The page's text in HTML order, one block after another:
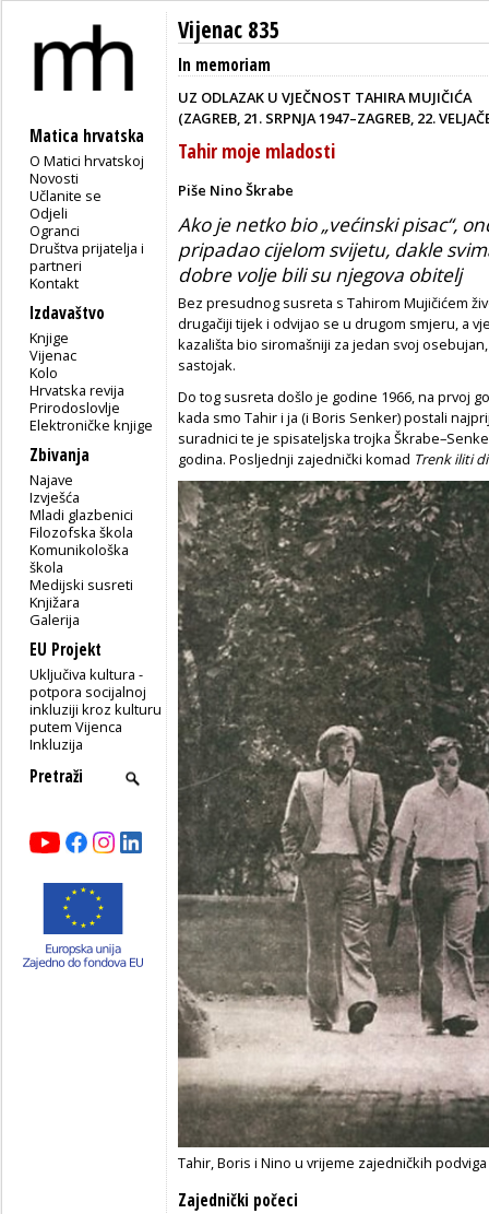
Matica hrvatska
O Matici hrvatskoj
Novosti
Učlanite se
Odjeli
Ogranci
Društva prijatelja i
partneri
Kontakt
Izdavaštvo
Knjige
Vijenac
Kolo
Hrvatska revija
Prirodoslovlje
Elektroničke knjige
Zbivanja
Najave
Izvješća
Mladi glazbenici
Filozofska škola
Komunikološka
škola
Medijski susreti
Knjižara
Galerija
EU Projekt
Uključiva kultura -
potpora socijalnoj
inkluziji kroz kulturu
putem Vijenca
Inkluzija
Vijenac 835
In memoriam
UZ ODLAZAK U VJEČNOST TAHIRA MUJIČIĆA
(ZAGREB, 21. SRPNJA 1947–ZAGREB, 22.
Tahir moje mladosti
Piše Nino Škrabe
Ako je netko bio „većinski pisac“,
pripadao cijelom svijetu, dakle
dobre volje bili su njegova obitelj
Bez presudnog susreta s Tahirom Mujičićem
drugačiji tijek i odvijao se u drugom smjeru, a
kazališta bio siromašniji za jedan svoj
sastojak.
Do tog susreta došlo je godine 1966, na prvoj
kada smo Tahir i ja (i Boris Senker) postali
suradnici te je spisateljska trojka
godina. Posljednji zajednički komad Trenk iliti
Tahir, Boris i Nino u vrijeme zajedničkih
Zajednički počeci